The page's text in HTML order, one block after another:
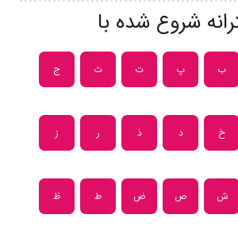
شروع شده با
ب پ ت ث ج
خ د ذ ر ز
ش ص ض ط ظ